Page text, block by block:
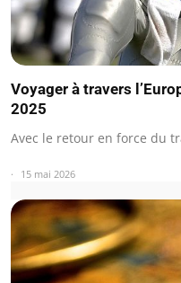
Voyager à travers
2025
Avec le retour en force du
15 mai 2026